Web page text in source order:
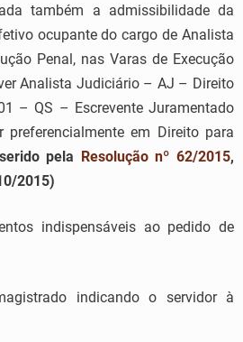
também a admissibilidade da
ocupante do cargo de Analista
Penal, nas Varas de Execução
Analista Judiciário – AJ – Direito
– QS – Escrevente Juramentado
em Direito para
pela Resolução nº 62/2015,
2015)
indispensáveis ao pedido de
indicando o servidor à